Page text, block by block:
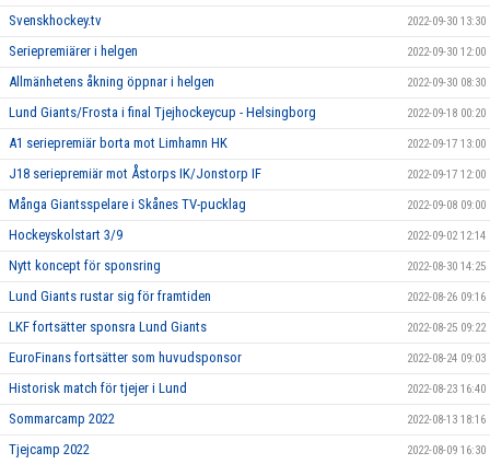
Svenskhockey.tv 2022-09-30 13:30
Seriepremiärer i helgen 2022-09-30 12:00
Allmänhetens åkning öppnar i helgen 2022-09-30 08:30
Lund Giants/Frosta i final Tjejhockeycup - Helsingborg 2022-09-18 00:20
A1 seriepremiär borta mot Limhamn HK 2022-09-17 13:00
J18 seriepremiär mot Åstorps IK/Jonstorp IF 2022-09-17 12:00
Många Giantsspelare i Skånes TV-pucklag 2022-09-08 09:00
Hockeyskolstart 3/9 2022-09-02 12:14
Nytt koncept för sponsring 2022-08-30 14:25
Lund Giants rustar sig för framtiden 2022-08-26 09:16
LKF fortsätter sponsra Lund Giants 2022-08-25 09:22
EuroFinans fortsätter som huvudsponsor 2022-08-24 09:03
Historisk match för tjejer i Lund 2022-08-23 16:40
Sommarcamp 2022 2022-08-13 18:16
Tjejcamp 2022 2022-08-09 16:30